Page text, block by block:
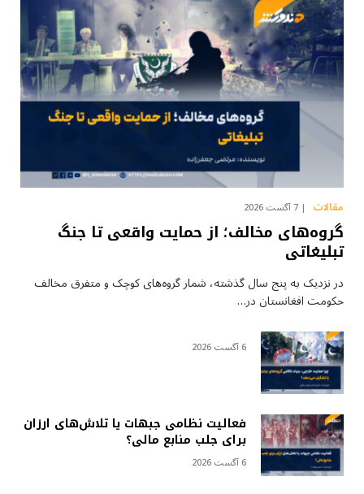
مقالات 7 آگست 2026
گروه‌های مخالف؛ از حمایت واقعی تا جنگ
تبلیغاتی
در نزدیک به پنج سال گذشته، شمار گروه‌های کوچک و متفرق مخالف
حکومت افغانستان در…
6 آگست 2026
فعالیت نظامی جبهات یا تلاش‌های ارزان
برای جلب منابع مالی؟
6 آگست 2026